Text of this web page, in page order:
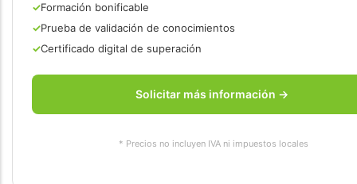
Formación bonificable
Prueba de validación de conocimientos
Certificado digital de superación
Solicitar más información →
* Precios no incluyen IVA ni impuestos locales